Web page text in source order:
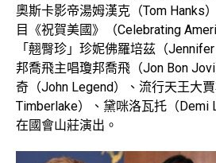
奧斯卡影帝湯姆漢克（Tom Hanks
目《祝賀美國》（Celebrating
「翹臀珍」珍妮佛羅培茲（
邦喬飛主唱瓊邦喬飛（Jon Bon
奇（John Legend）、流行天王大
Timberlake）、黛咪洛瓦托（Demi
在國會山莊演出。